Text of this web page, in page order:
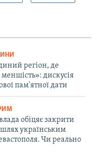
регіон, де
меншість»: дискусія
пам'ятної дати
обіцяє закрити
українським
Чи реально